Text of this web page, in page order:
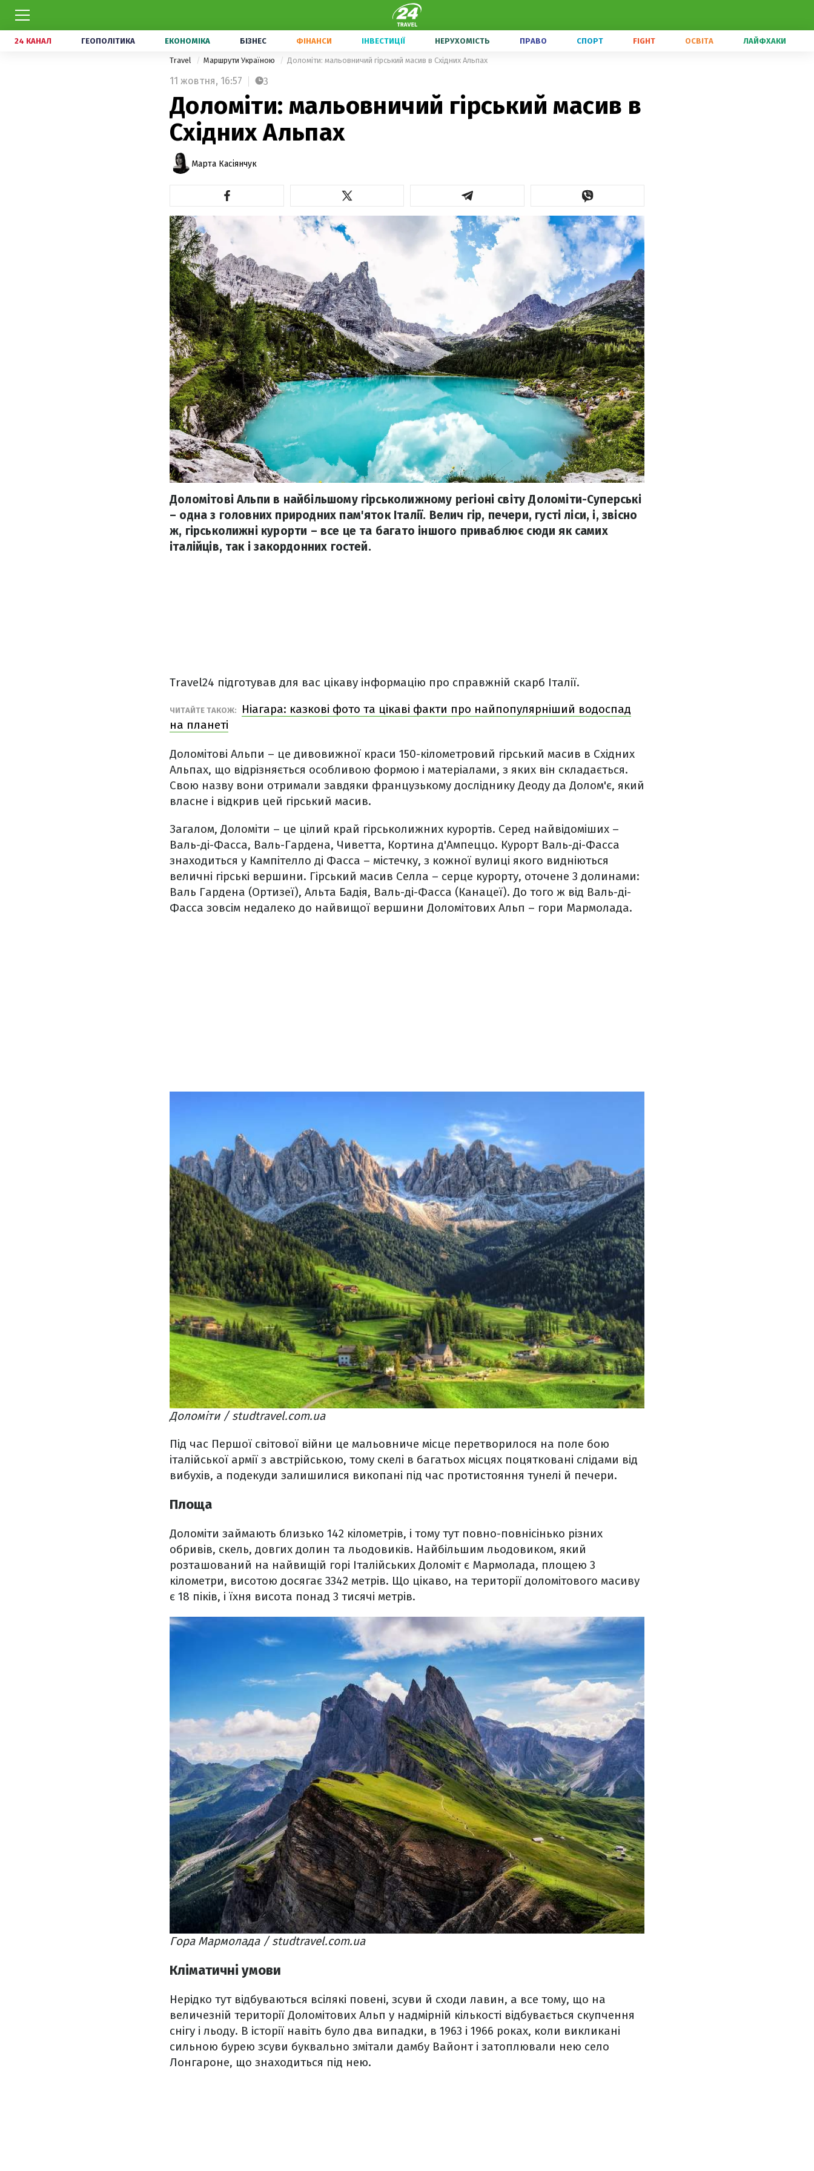
24 КАНАЛ ГЕОПОЛІТИКА ЕКОНОМІКА БІЗНЕС ФІНАНСИ ІНВЕСТИЦІЇ НЕРУХОМІСТЬ ПРАВО СПОРТ FIGHT ОСВІТА ЛАЙФХАКИ
Travel Маршрути Україною Доломіти: мальовничий гірський масив в Східних Альпах
11 жовтня, 16:57 3
Доломіти: мальовничий гірський масив в
Східних Альпах
Марта Касіянчук
Доломітові Альпи в найбільшому гірськолижному регіоні світу Доломіти-Суперські
– одна з головних природних пам'яток Італії. Велич гір, печери, густі ліси, і, звісно
ж, гірськолижні курорти – все це та багато іншого приваблює сюди як самих
італійців, так і закордонних гостей.
Travel24 підготував для вас цікаву інформацію про справжній скарб Італії.
ЧИТАЙТЕ ТАКОЖ:
Ніагара: казкові фото та цікаві факти про найпопулярніший водоспад
на планеті
Доломітові Альпи – це дивовижної краси 150-кілометровий гірський масив в Східних
Альпах, що відрізняється особливою формою і матеріалами, з яких він складається.
Свою назву вони отримали завдяки французькому досліднику Деоду да Долом'є, який
власне і відкрив цей гірський масив.
Загалом, Доломіти – це цілий край гірськолижних курортів. Серед найвідоміших –
Валь-ді-Фасса, Валь-Гардена, Чиветта, Кортина д'Ампеццо. Курорт Валь-ді-Фасса
знаходиться у Кампітелло ді Фасса – містечку, з кожної вулиці якого видніються
величні гірські вершини. Гірський масив Селла – серце курорту, оточене 3 долинами:
Валь Гардена (Ортизеї), Альта Бадія, Валь-ді-Фасса (Канацеї). До того ж від Валь-ді-
Фасса зовсім недалеко до найвищої вершини Доломітових Альп – гори Мармолада.
Доломіти / studtravel.com.ua
Під час Першої світової війни це мальовниче місце перетворилося на поле бою
італійської армії з австрійською, тому скелі в багатьох місцях поцятковані слідами від
вибухів, а подекуди залишилися викопані під час протистояння тунелі й печери.
Площа
Доломіти займають близько 142 кілометрів, і тому тут повно-повнісінько різних
обривів, скель, довгих долин та льодовиків. Найбільшим льодовиком, який
розташований на найвищій горі Італійських Доломіт є Мармолада, площею 3
кілометри, висотою досягає 3342 метрів. Що цікаво, на території доломітового масиву
є 18 піків, і їхня висота понад 3 тисячі метрів.
Гора Мармолада / studtravel.com.ua
Кліматичні умови
Нерідко тут відбуваються всілякі повені, зсуви й сходи лавин, а все тому, що на
величезній території Доломітових Альп у надмірній кількості відбувається скупчення
снігу і льоду. В історії навіть було два випадки, в 1963 і 1966 роках, коли викликані
сильною бурею зсуви буквально змітали дамбу Вайонт і затоплювали нею село
Лонгароне, що знаходиться під нею.